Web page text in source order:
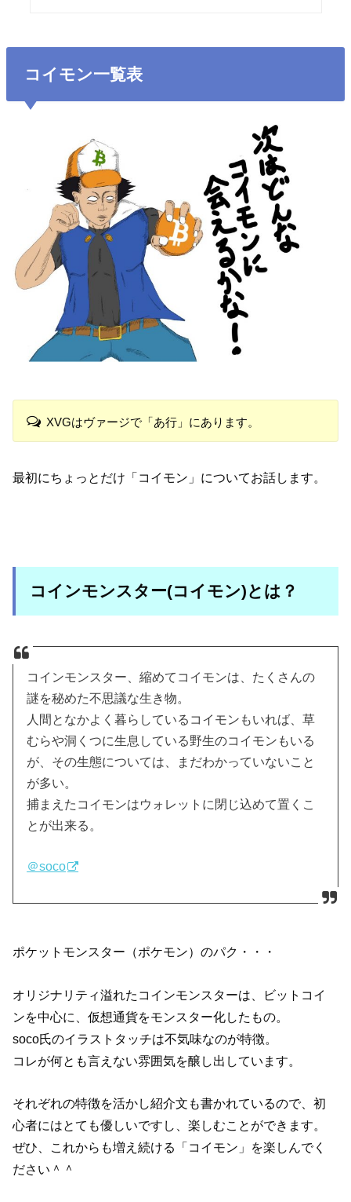
コイモン一覧表
XVGはヴァージで「あ行」にあります。
最初にちょっとだけ「コイモン」についてお話します。
コインモンスター(コイモン)とは？
コインモンスター、縮めてコイモンは、たくさんの
謎を秘めた不思議な生き物。
人間となかよく暮らしているコイモンもいれば、草
むらや洞くつに生息している野生のコイモンもいる
が、その生態については、まだわかっていないこと
が多い。
捕まえたコイモンはウォレットに閉じ込めて置くこ
とが出来る。
＠soco
ポケットモンスター（ポケモン）のパク・・・
オリジナリティ溢れたコインモンスターは、ビットコイ
ンを中心に、仮想通貨をモンスター化したもの。
soco氏のイラストタッチは不気味なのが特徴。
コレが何とも言えない雰囲気を醸し出しています。
それぞれの特徴を活かし紹介文も書かれているので、初
心者にはとても優しいですし、楽しむことができます。
ぜひ、これからも増え続ける「コイモン」を楽しんでく
ださい＾＾